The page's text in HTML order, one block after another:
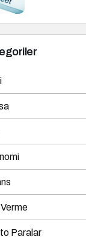
Paralar